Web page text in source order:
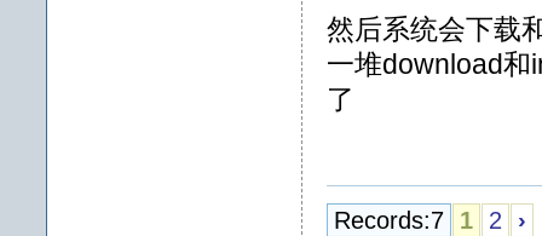
然后系统会下载
一堆download和
了
Records:7 1 2 ›